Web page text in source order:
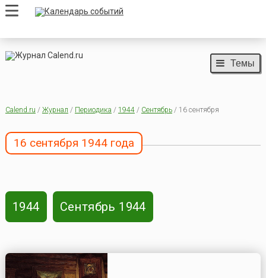
Темы
Calend.ru / Журнал / Периодика / 1944/ Сентябрь/ 16 сентября
16 сентября 1944 года
1944 Сентябрь 1944